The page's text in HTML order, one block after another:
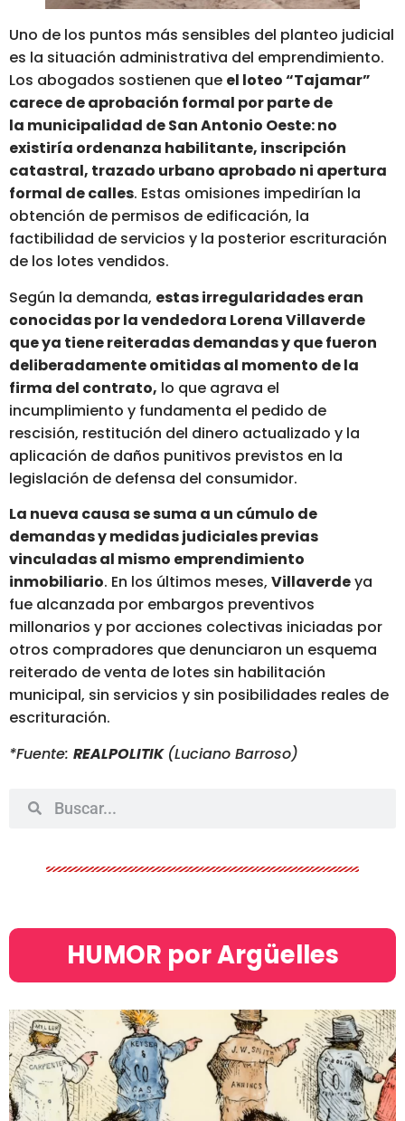
Uno de los puntos más sensibles del planteo judicial
es la situación administrativa del emprendimiento.
Los abogados sostienen que el loteo “Tajamar”
carece de aprobación formal por parte de
la municipalidad de San Antonio Oeste: no
existiría ordenanza habilitante, inscripción
catastral, trazado urbano aprobado ni apertura
formal de calles. Estas omisiones impedirían la
obtención de permisos de edificación, la
factibilidad de servicios y la posterior escrituración
de los lotes vendidos.
Según la demanda, estas irregularidades eran
conocidas por la vendedora Lorena Villaverde
que ya tiene reiteradas demandas y que fueron
deliberadamente omitidas al momento de la
firma del contrato, lo que agrava el
incumplimiento y fundamenta el pedido de
rescisión, restitución del dinero actualizado y la
aplicación de daños punitivos previstos en la
legislación de defensa del consumidor.
La nueva causa se suma a un cúmulo de
demandas y medidas judiciales previas
vinculadas al mismo emprendimiento
inmobiliario. En los últimos meses, Villaverdeya
fue alcanzada por embargos preventivos
millonarios y por acciones colectivas iniciadas por
otros compradores que denunciaron un esquema
reiterado de venta de lotes sin habilitación
municipal, sin servicios y sin posibilidades reales de
escrituración.
*Fuente: REALPOLITIK (Luciano Barroso)
HUMOR por Argüelles​